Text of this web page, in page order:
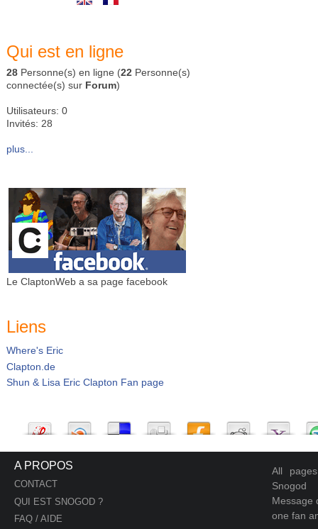
Qui est en ligne
28 Personne(s) en ligne (22 Personne(s)
connectée(s) sur Forum)
Utilisateurs: 0
Invités: 28
plus...
Le ClaptonWeb a sa page facebook
Liens
Where's Eric
Clapton.de
Shun & Lisa Eric Clapton Fan page
A PROPOS
CONTACT
QUI EST SNOGOD ?
FAQ / AIDE
All
Snogod
Message
one fan